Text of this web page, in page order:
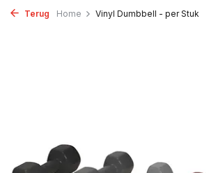
Terug Home Vinyl Dumbbell - per Stuk